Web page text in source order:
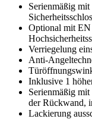
Serienmäßig
Optional mit EN
Verriegelung
Anti-
Inklusive 1
Serienmäßig
der Rückwand,
Lackierung